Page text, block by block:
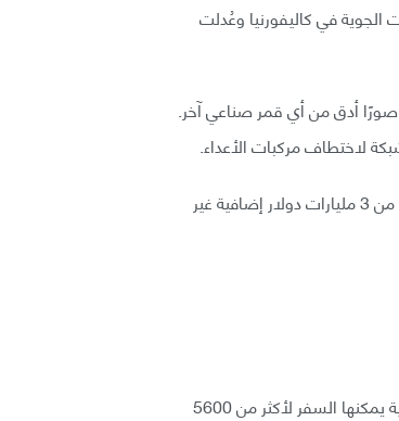
الجوية في كاليفورنيا وعُدلت
أدق من أي قمر صناعي آخر.
لاختطاف مركبات الأعداء.
أُغلق المشروع بعد أن تضخمت تكاليفه لدرجة هائلة، إذ اعتُقد أن المشروع سيكلف أكثر من 3 مليارات دولار إضافية غير
وفق موسوعة Encyclopedia Britannica فإن الصواريخ البالستية هي صواريخ أرضية يمكنها السفر لأكثر من 5600